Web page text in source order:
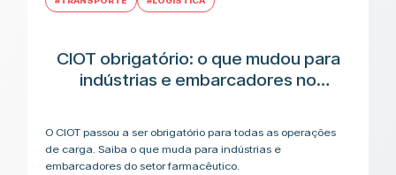
CIOT obrigatório: o que mudou para
indústrias e embarcadores no
O CIOT passou a ser obrigatório para todas as operações
de carga. Saiba o que muda para indústrias e
embarcadores do setor farmacêutico.